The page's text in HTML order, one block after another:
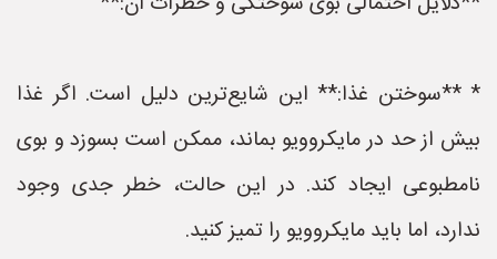
* **سوختن غذا:** این شایع‌ترین دلیل است. اگر غذا
بیش از حد در مایکروویو بماند، ممکن است بسوزد و بوی
نامطبوعی ایجاد کند. در این حالت، خطر جدی وجود
ندارد، اما باید مایکروویو را تمیز کنید.